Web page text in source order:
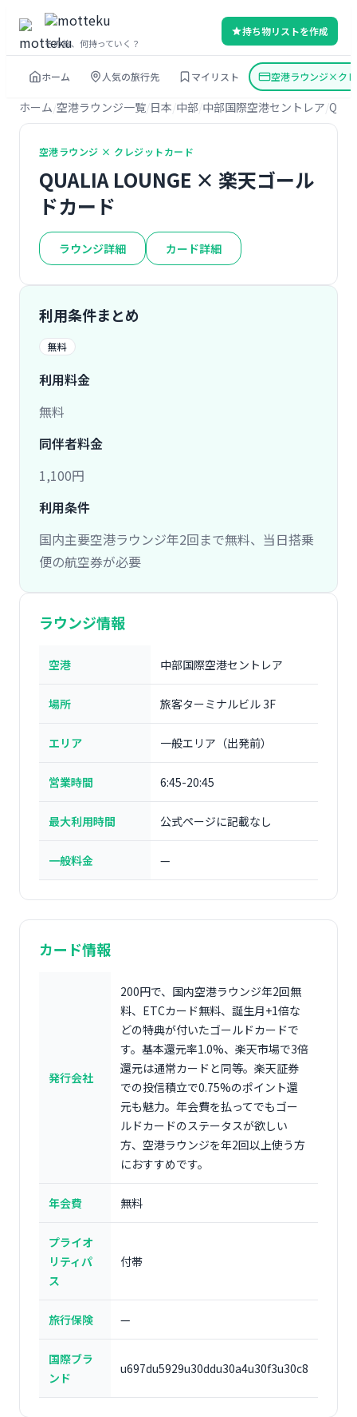
その旅、何持っていく？
持ち物リストを作成
ホーム 人気の旅行先 マイリスト 空港ラウンジ×ク
ホーム 空港ラウンジ一覧 日本 中部 中部国際空港セントレア
空港ラウンジ × クレジットカード
QUALIA LOUNGE × 楽天ゴール
ドカード
ラウンジ詳細 カード詳細
利用条件まとめ
無料
利用料金
無料
同伴者料金
1,100円
利用条件
国内主要空港ラウンジ年2回まで無料、当日搭乗
便の航空券が必要
ラウンジ情報
空港 中部国際空港セントレア
場所 旅客ターミナルビル 3F
エリア 一般エリア（出発前）
営業時間 6:45-20:45
最大利用時間 公式ページに記載なし
一般料金 —
カード情報
発行会社
200円で、国内空港ラウンジ年2回無
料、ETCカード無料、誕生月+1倍な
どの特典が付いたゴールドカードで
す。基本還元率1.0%、楽天市場で3倍
還元は通常カードと同等。楽天証券
での投信積立で0.75%のポイント還
元も魅力。年会費を払ってでもゴー
ルドカードのステータスが欲しい
方、空港ラウンジを年2回以上使う方
におすすめです。
年会費 無料
プライオ
リティパ
ス
付帯
旅行保険 —
国際ブラ
ンド
u697du5929u30ddu30a4u30f3u30c8